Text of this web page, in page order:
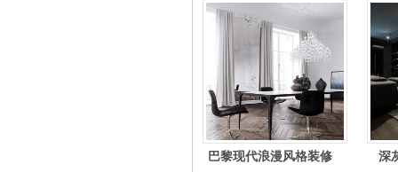
巴黎现代浪漫风格装修 深